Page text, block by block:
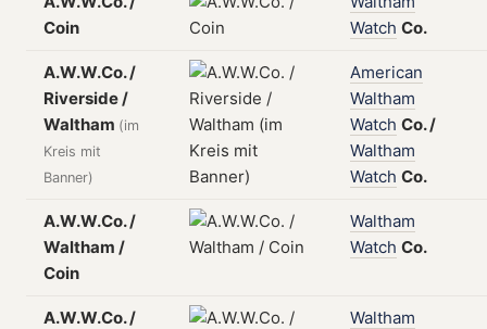
Coin
Watch Co.
A.W.W.Co. /
Riverside /
Waltham (im
Kreis mit
Banner)
American
Waltham
Watch Co./
Waltham
Watch Co.
A.W.W.Co. /
Waltham /
Coin
Waltham
Watch Co.
A.W.W.Co. / Waltham